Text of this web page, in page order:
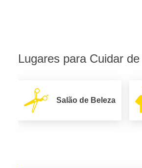
Lugares para Cuidar
Salão de Beleza